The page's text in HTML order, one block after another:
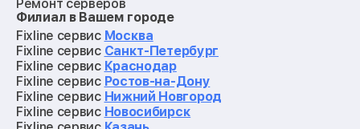
Ремонт серверов
Ремонт мониторов
Ремонт квадрокоптеров
Ремонт электросамокатов
Ремонт материнских плат
Ремонт видеокарт
Ремонт кофемашин
Ремонт vr систем
Ремонт игровых приставок
Филиал в Вашем городе
Fixline сервис Москва
Fixline сервис Санкт-Петербург
Fixline сервис Краснодар
Fixline сервис Ростов-на-Дону
Fixline сервис Нижний Новгород
Fixline сервис Новосибирск